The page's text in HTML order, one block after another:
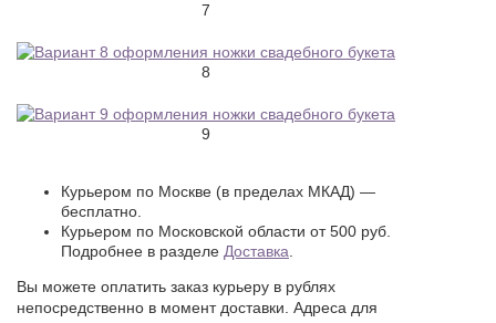
7
8
9
Курьером по Москве (в пределах МКАД) —
бесплатно.
Курьером по Московской области от 500 руб.
Подробнее в разделе Доставка.
Вы можете оплатить заказ курьеру в рублях
непосредственно в момент доставки. Адреса для